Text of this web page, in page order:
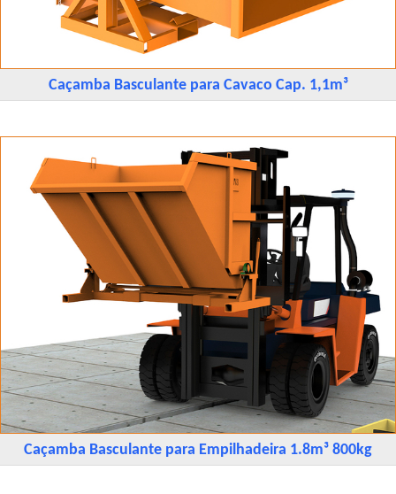
Caçamba Basculante para Cavaco Cap. 1,1m³
Caçamba Basculante para Empilhadeira 1.8m³ 800kg